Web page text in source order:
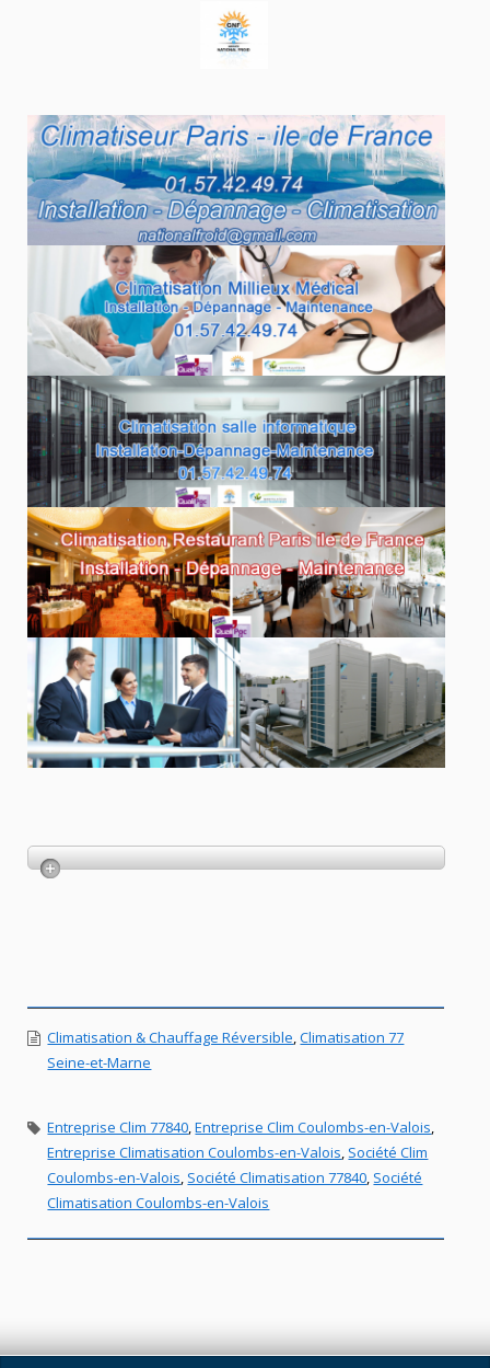
Climatisation & Chauffage Réversible,Climatisation 77
Seine-et-Marne
Entreprise Clim 77840,Entreprise Clim Coulombs-en-Valois,
Entreprise Climatisation Coulombs-en-Valois, Société Clim
Coulombs-en-Valois, Société Climatisation 77840, Société
Climatisation Coulombs-en-Valois